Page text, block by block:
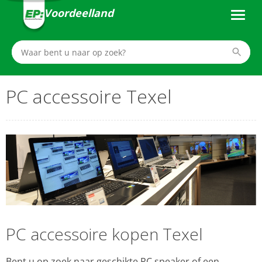
Voordeelland
PC accessoire Texel
PC accessoire kopen Texel